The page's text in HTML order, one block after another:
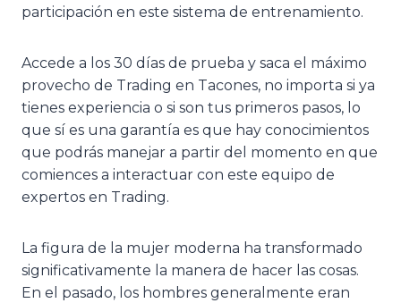
participación en este sistema de entrenamiento.
Accede a los 30 días de prueba y saca el máximo
provecho de Trading en Tacones, no importa si ya
tienes experiencia o si son tus primeros pasos, lo
que sí es una garantía es que hay conocimientos
que podrás manejar a partir del momento en que
comiences a interactuar con este equipo de
expertos en Trading.
La figura de la mujer moderna ha transformado
significativamente la manera de hacer las cosas.
En el pasado, los hombres generalmente eran